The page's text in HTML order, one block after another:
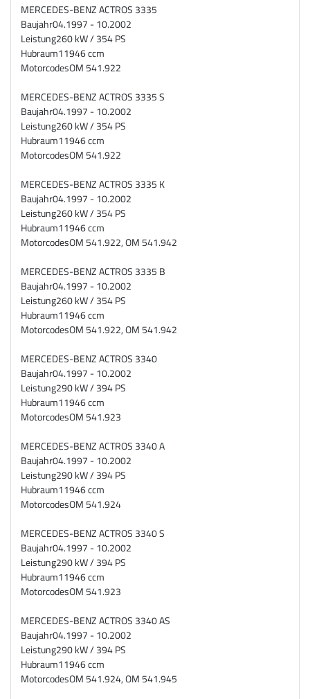
MERCEDES-BENZ ACTROS 3335
Baujahr04.1997 - 10.2002
Leistung260 kW / 354 PS
Hubraum11946 ccm
MotorcodesOM 541.922
MERCEDES-BENZ ACTROS 3335 S
Baujahr04.1997 - 10.2002
Leistung260 kW / 354 PS
Hubraum11946 ccm
MotorcodesOM 541.922
MERCEDES-BENZ ACTROS 3335 K
Baujahr04.1997 - 10.2002
Leistung260 kW / 354 PS
Hubraum11946 ccm
MotorcodesOM 541.922, OM 541.942
MERCEDES-BENZ ACTROS 3335 B
Baujahr04.1997 - 10.2002
Leistung260 kW / 354 PS
Hubraum11946 ccm
MotorcodesOM 541.922, OM 541.942
MERCEDES-BENZ ACTROS 3340
Baujahr04.1997 - 10.2002
Leistung290 kW / 394 PS
Hubraum11946 ccm
MotorcodesOM 541.923
MERCEDES-BENZ ACTROS 3340 A
Baujahr04.1997 - 10.2002
Leistung290 kW / 394 PS
Hubraum11946 ccm
MotorcodesOM 541.924
MERCEDES-BENZ ACTROS 3340 S
Baujahr04.1997 - 10.2002
Leistung290 kW / 394 PS
Hubraum11946 ccm
MotorcodesOM 541.923
MERCEDES-BENZ ACTROS 3340 AS
Baujahr04.1997 - 10.2002
Leistung290 kW / 394 PS
Hubraum11946 ccm
MotorcodesOM 541.924, OM 541.945